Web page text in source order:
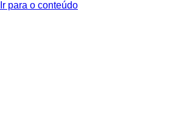
Ir para o conteúdo